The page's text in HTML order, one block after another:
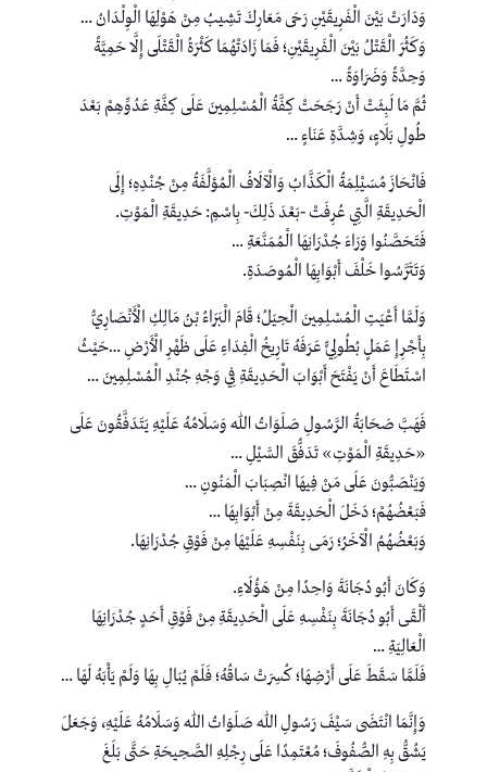
وَدَارَتْ بَيْنَ الْفَرِيقَيْنِ رَحَى مَعَارِكَ تَشِيبُ مِنْ هَوْلِهَا الْوِلْدَانُ …
وَكَثُرَ الْقَتْلُ بَيْنَ الْفَرِيقَيْنِ؛ فَمَا زَادَتْهُمَا كَثْرَةُ الْقَتْلَى إِلَّا حَمِيَّةً
وَحِدَّةً وَضَرَاوَةً …
ثُمَّ مَا لَبِثَتْ أَنْ رَجَحَتْ كِفَّةُ الْمُسْلِمِينَ عَلَى كِفَّةِ عَدُوِّهِمْ بَعْدَ
طُولِ بَلَاءٍ، وَشِدَّةِ عَنَاءٍ …
فَانْحَازَ مُسَيْلِمَةُ الْكَذَّابُ وَالْآلَافُ الْمُؤلَّفَةُ مِنْ جُنْدِهِ؛ إِلَى
الْحَدِيقَةِ الَّتِي عُرِفَتْ -بَعْدَ ذَلِكَ- بِاسْمِ: حَدِيقَةِ الْمَوْتِ.
فَتَحَصَّنُوا وَرَاءَ جُدْرَانِهَا الْمُمَنَّعَةِ …
وَتَتَرَّسُوا خَلْفَ أَبْوَابِهَا الْمُوصَدَةِ.
وَلَمَّا أَعْيَتِ الْمُسْلِمِينَ الْحِيَلُ؛ قَامَ الْبَرَاءُ بْنُ مَالِكِ الْأَنْصَارِيُّ
بِأَجْرِإِ عَمَلٍ بُطُولِيٍّ عَرَفَهُ تَارِيخُ الْفِدَاءِ عَلَى ظَهْرِ الْأَرْضِ …حَيْثُ
اسْتَطَاعَ أَنْ يَفْتَحَ أَبْوَابَ الْحَدِيقَةِ فِي وَجْهِ جُنْدِ الْمُسْلِمِينَ …
فَهَبَّ صَحَابَةُ الرَّسُولِ صَلَوَاتُ اللهِ وَسَلَامُهُ عَلَيْهِ يَتَدَفَّقُونَ عَلَى
«حَدِيقَةِ الْمَوْتِ» تَدَفُّقَ السَّيْلِ …
وَيَنْصَبُّونَ عَلَى مَنْ فِيهَا انْصِبَابَ الْمَنُونِ …
فَبَعْضُهُمْ؛ دَخَلَ الْحَدِيقَةَ مِنْ أَبْوَابِهَا …
وَبَعْضُهُمُ الْآخَرُ؛ رَمَى بِنَفْسِهِ عَلَيْهَا مِنْ فَوْقِ جُدْرَانِهَا.
وَكَانَ أَبُو دُجَانَةَ وَاحِدًا مِنْ هَؤُلَاءِ.
أَلْقَى أَبُو دُجَانَةَ بِنَفْسِهِ عَلَى الْحَدِيقَةِ مِنْ فَوْقِ أَحَدٍ جُدْرَانِهَا
الْعَالِيَةِ …
فَلَمَّا سَقَطَ عَلَى أَرْضِهَا؛ كُسِرَتْ سَاقُهُ؛ فَلَمْ يُبَالِ بِهَا وَلَمْ يَأْبَهُ لَهَا …
وَإِنَّمَا انْتَضَى سَيْفَ رَسُولِ اللهِ صَلَوَاتُ اللهِ وَسَلَامُهُ عَلَيْهِ، وَجَعَلَ
يَشُقُّ بِهِ الصُّفُوفَ؛ مُعْتَمِدًا عَلَى رِجْلِهِ الصَّحِيحَةِ حَتَّى بَلَغَ